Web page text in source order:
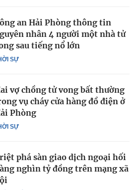
SỰ
an Hải Phòng thông tin
nhân 4 người một nhà tử
sau tiếng nổ lớn
SỰ
vợ chồng tử vong bất thường
vụ cháy cửa hàng đồ điện ở
Phòng
phá sàn giao dịch ngoại hối
nghìn tỷ đồng trên mạng xã